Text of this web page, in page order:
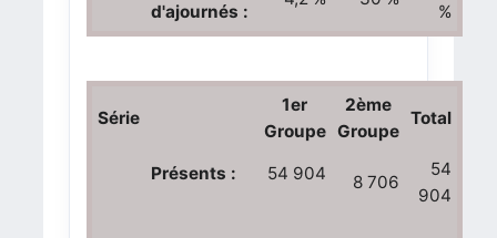
d'ajournés : %
Série
1er
Groupe
2ème
Groupe
Total
Présents : 54 904 8 706
54
904